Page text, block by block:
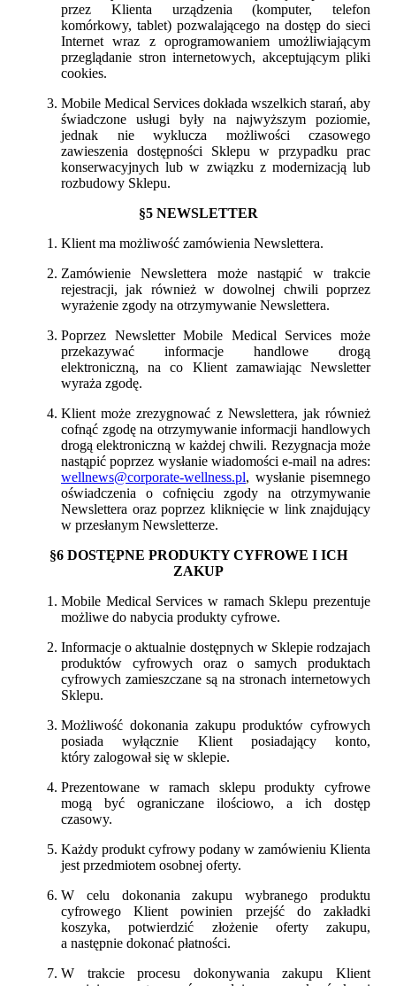
przez Klienta urządzenia (komputer, telefon
komórkowy, tablet) pozwalającego na dostęp do sieci
Internet wraz z oprogramowaniem umożliwiającym
przeglądanie stron internetowych, akceptującym pliki
cookies.
Mobile Medical Services dokłada wszelkich starań, aby
świadczone usługi były na najwyższym poziomie,
jednak nie wyklucza możliwości czasowego
zawieszenia dostępności Sklepu w przypadku prac
konserwacyjnych lub w związku z modernizacją lub
rozbudowy Sklepu.
§5 NEWSLETTER
Klient ma możliwość zamówienia Newslettera.
Zamówienie Newslettera może nastąpić w trakcie
rejestracji, jak również w dowolnej chwili poprzez
wyrażenie zgody na otrzymywanie Newslettera.
Poprzez Newsletter Mobile Medical Services może
przekazywać informacje handlowe drogą
elektroniczną, na co Klient zamawiając Newsletter
wyraża zgodę.
Klient może zrezygnować z Newslettera, jak również
cofnąć zgodę na otrzymywanie informacji handlowych
drogą elektroniczną w każdej chwili. Rezygnacja może
nastąpić poprzez wysłanie wiadomości e-mail na adres:
wellnews@corporate-wellness.pl, wysłanie pisemnego
oświadczenia o cofnięciu zgody na otrzymywanie
Newslettera oraz poprzez kliknięcie w link znajdujący
w przesłanym Newsletterze.
§6 DOSTĘPNE PRODUKTY CYFROWE I ICH
ZAKUP
Mobile Medical Services w ramach Sklepu prezentuje
możliwe do nabycia produkty cyfrowe.
Informacje o aktualnie dostępnych w Sklepie rodzajach
produktów cyfrowych oraz o samych produktach
cyfrowych zamieszczane są na stronach internetowych
Sklepu.
Możliwość dokonania zakupu produktów cyfrowych
posiada wyłącznie Klient posiadający konto,
który zalogował się w sklepie.
Prezentowane w ramach sklepu produkty cyfrowe
mogą być ograniczane ilościowo, a ich dostęp
czasowy.
Każdy produkt cyfrowy podany w zamówieniu Klienta
jest przedmiotem osobnej oferty.
W celu dokonania zakupu wybranego produktu
cyfrowego Klient powinien przejść do zakładki
koszyka, potwierdzić złożenie oferty zakupu,
a następnie dokonać płatności.
W trakcie procesu dokonywania zakupu Klient